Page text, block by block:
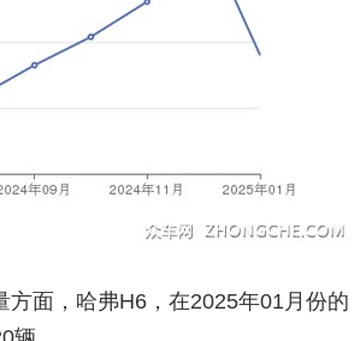
面，哈弗H6，在2025年01月份的